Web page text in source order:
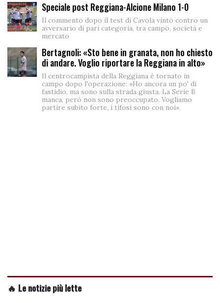
Speciale post Reggiana-Alcione Milano 1-0
Il commento dopo il test di Cavola vinto contro un
avversario di pari categoria, tra campo, società e
mercato
Bertagnoli: «Sto bene in granata, non ho chiesto
di andare. Voglio riportare la Reggiana in alto»
Il centrocampista della Reggiana è tornato in
campo dopo l'operazione: «Ho ancora un po' di
fastidio, ma sono sulla strada giusta. La Serie B
manca, però non sono preoccupato. Vogliamo
partire subito forte, i tifosi sono con noi»
🔥 Le notizie più lette